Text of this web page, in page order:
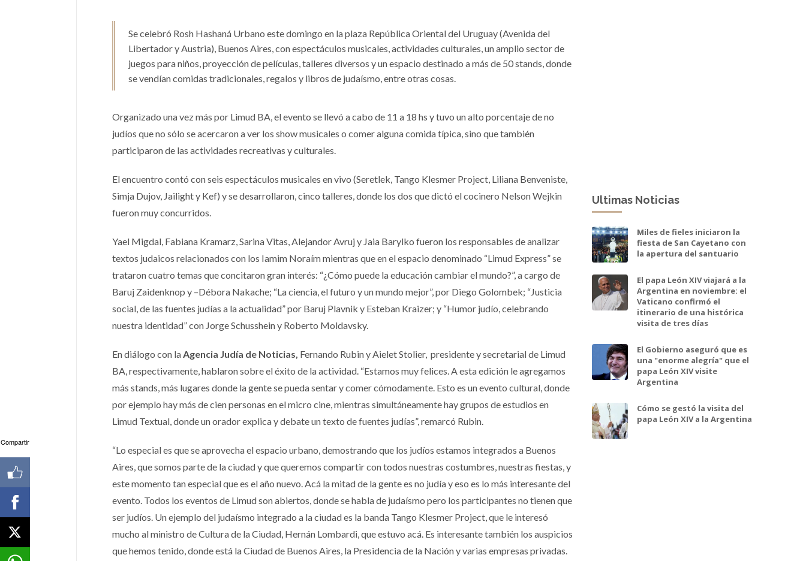
Se celebró Rosh Hashaná Urbano este domingo en la plaza República Oriental del Uruguay (Avenida del
Libertador y Austria), Buenos Aires, con espectáculos musicales, actividades culturales, un amplio sector de
juegos para niños, proyección de películas, talleres diversos y un espacio destinado a más de 50 stands, donde
se vendían comidas tradicionales, regalos y libros de judaísmo, entre otras cosas.
Organizado una vez más por Limud BA, el evento se llevó a cabo de 11 a 18 hs y tuvo un alto porcentaje de no
judíos que no sólo se acercaron a ver los show musicales o comer alguna comida típica, sino que también
participaron de las actividades recreativas y culturales.
El encuentro contó con seis espectáculos musicales en vivo (Seretlek, Tango Klesmer Project, Liliana Benveniste,
Simja Dujov, Jailight y Kef) y se desarrollaron, cinco talleres, donde los dos que dictó el cocinero Nelson Wejkin
fueron muy concurridos.
Yael Migdal, Fabiana Kramarz, Sarina Vitas, Alejandor Avruj y Jaia Barylko fueron los responsables de analizar
textos judaicos relacionados con los Iamim Noraím mientras que en el espacio denominado “Limud Express” se
trataron cuatro temas que concitaron gran interés: “¿Cómo puede la educación cambiar el mundo?”, a cargo de
Baruj Zaidenknop y –Débora Nakache; “La ciencia, el futuro y un mundo mejor”, por Diego Golombek; “Justicia
social, de las fuentes judías a la actualidad” por Baruj Plavnik y Esteban Kraizer; y “Humor judío, celebrando
nuestra identidad” con Jorge Schusshein y Roberto Moldavsky.
En diálogo con laAgencia Judía de Noticias, Fernando Rubin y Aielet Stolier, presidente y secretarial de Limud
BA, respectivamente, hablaron sobre el éxito de la actividad. “Estamos muy felices. A esta edición le agregamos
más stands, más lugares donde la gente se pueda sentar y comer cómodamente. Esto es un evento cultural, donde
por ejemplo hay más de cien personas en el micro cine, mientras simultáneamente hay grupos de estudios en
Limud Textual, donde un orador explica y debate un texto de fuentes judías”, remarcó Rubin.
“Lo especial es que se aprovecha el espacio urbano, demostrando que los judíos estamos integrados a Buenos
Aires, que somos parte de la ciudad y que queremos compartir con todos nuestras costumbres, nuestras fiestas, y
este momento tan especial que es el año nuevo. Acá la mitad de la gente es no judía y eso es lo más interesante del
evento. Todos los eventos de Limud son abiertos, donde se habla de judaísmo pero los participantes no tienen que
ser judíos. Un ejemplo del judaísmo integrado a la ciudad es la banda Tango Klesmer Project, que le interesó
mucho al ministro de Cultura de la Ciudad, Hernán Lombardi, que estuvo acá. Es interesante también los auspicios
que hemos tenido, donde está la Ciudad de Buenos Aires, la Presidencia de la Nación y varias empresas privadas.
Ultimas Noticias
Miles de fieles iniciaron la
fiesta de San Cayetano con
la apertura del santuario
El papa León XIV viajará a la
Argentina en noviembre: el
Vaticano confirmó el
itinerario de una histórica
visita de tres días
El Gobierno aseguró que es
una "enorme alegría" que el
papa León XIV visite
Argentina
Cómo se gestó la visita del
papa León XIV a la Argentina
Compartir